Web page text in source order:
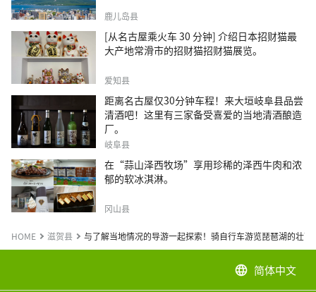
鹿儿岛县
[从名古屋乘火车 30 分钟] 介绍日本招财猫最
大产地常滑市的招财猫招财猫展览。
爱知县
距离名古屋仅30分钟车程！来大垣岐阜县品尝
清酒吧！这里有三家备受喜爱的当地清酒酿造
厂。
岐阜县
在“蒜山泽西牧场”享用珍稀的泽西牛肉和浓
郁的软冰淇淋。
冈山县
HOME 滋贺县 与了解当地情况的导游一起探索！骑自行车游览琵琶湖的壮丽
language 简体中文